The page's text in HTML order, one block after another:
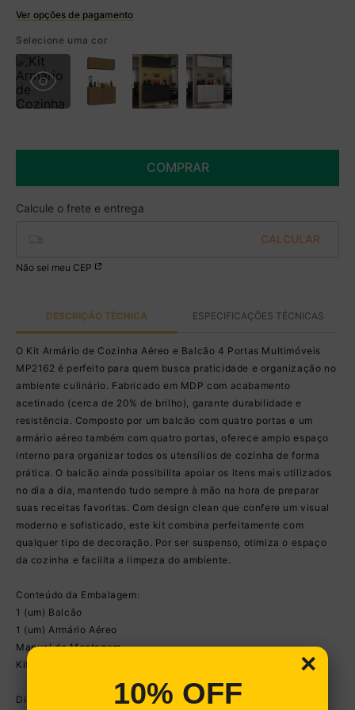
Ver opções de pagamento
R$ 569,99 à vista no Boleto
( 5 % de desconto)
Você economizaR$ 30,00
Selecione uma cor
COMPRAR
Não sei meu CEP
DESCRIÇÃO TÉCNICA ESPECIFICAÇÕES TÉCNICAS
O Kit Armário de Cozinha Aéreo e Balcão 4 Portas Multimóveis
MP2162 é perfeito para quem busca praticidade e organização no
ambiente culinário. Fabricado em MDP com acabamento
acetinado (cerca de 20% de brilho), garante durabilidade e
resistência. Composto por um balcão com quatro portas e um
armário aéreo também com quatro portas, oferece amplo espaço
interno para organizar todos os utensílios de cozinha de forma
prática. O balcão ainda possibilita apoiar os itens mais utilizados
no dia a dia, mantendo tudo sempre à mão na hora de preparar
suas receitas favoritas. Com design clean que confere um visual
moderno e sofisticado, este kit combina perfeitamente com
qualquer tipo de decoração. Por ser suspenso, otimiza o espaço
da cozinha e facilita a limpeza do ambiente.
Conteúdo da Embalagem:
1 (um) Balcão
1 (um) Armário Aéreo
Manual de Montagem
Kit Ferragem
Dimensões do produto montado:
×
10% OFF